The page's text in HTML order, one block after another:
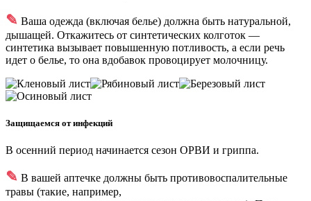
✎ Ваша одежда (включая белье) должна быть натуральной,
дышащей. Откажитесь от синтетических колготок —
синтетика вызывает повышенную потливость, а если речь
идет о белье, то она вдобавок провоцирует молочницу.
Защищаемся от инфекций
В осенний период начинается сезон ОРВИ и гриппа.
✎ В вашей аптечке должны быть противовоспалительные
травы (такие, например,